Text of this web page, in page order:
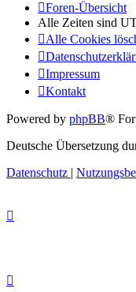
Foren-Übersicht
Alle Zeiten sind
Alle Cookies
Impressum
Kontakt
Powered by phpBB®
Deutsche Übersetzung
Datenschutz |